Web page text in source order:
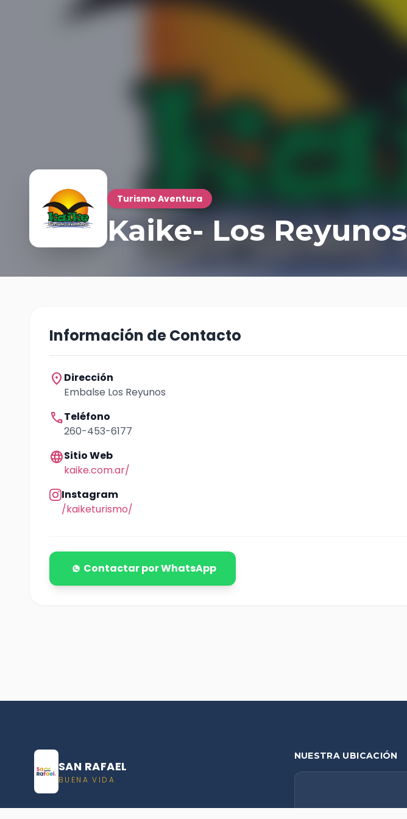
Turismo Aventura
Kaike- Los Reyunos
Información de Contacto
location_on Dirección
Embalse Los Reyunos
callTeléfono
260-453-6177
languageSitio Web
kaike.com.ar/
Instagram
/kaiketurismo/
Contactar por WhatsApp
SAN RAFAEL
BUENA VIDA
NUESTRA UBICACIÓN